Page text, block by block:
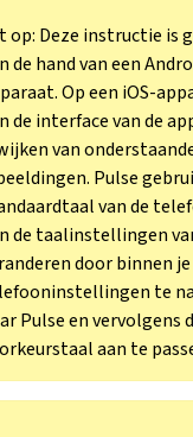
op: Deze instructie is
de hand van een
Op een iOS-
de interface van de
van
Pulse
van de
de taalinstellingen
door binnen je
te
Pulse en vervolgens
aan te